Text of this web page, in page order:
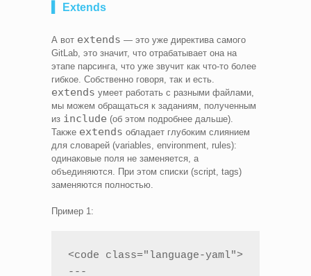
▍ Extends
А вот extends — это уже директива самого
GitLab, это значит, что отрабатывает она на
этапе парсинга, что уже звучит как что-то более
гибкое. Собственно говоря, так и есть.
extends умеет работать с разными файлами,
мы можем обращаться к заданиям, полученным
из include (об этом подробнее дальше).
Также extends обладает глубоким слиянием
для словарей (variables, environment, rules):
одинаковые поля не заменяется, а
объединяются. При этом списки (script, tags)
заменяются полностью.
Пример 1:
<code class="language-yaml">
---